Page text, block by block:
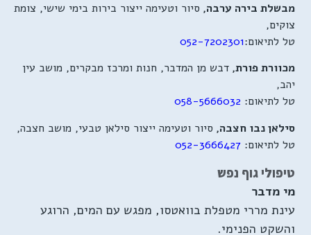
מבשלת בירה ערבה, סיור וטעימה ייצור בירות בימי שישי, צומת
צוקים,
טל לתיאום:052-7202301
מכוורת פורת, דבש מן המדבר, חנות ומרכז מבקרים, מושב עין
יהב,
טל לתיאום: 058-5666032
סילאן נבו חצבה, סיור וטעימה ייצור סילאן טבעי, מושב חצבה,
טל לתיאום: 052-3666427
טיפולי גוף נפש
מי מדבר
עינת מררי מטפלת בוואטסו, מפגש עם המים, הרוגע
והשקט הפנימי.